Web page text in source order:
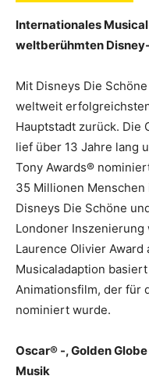
Internationales
weltberühmten
Mit Disneys Die
weltweit
Hauptstadt zurück. Die
lief über 13 Jahre lang
Tony Awards®
35 Millionen
Disneys Die Schöne
Londoner
Laurence Olivier Award
Musicaladaption
Animationsfilm, der für
nominiert wurde.
Oscar® -, Golden
Musik